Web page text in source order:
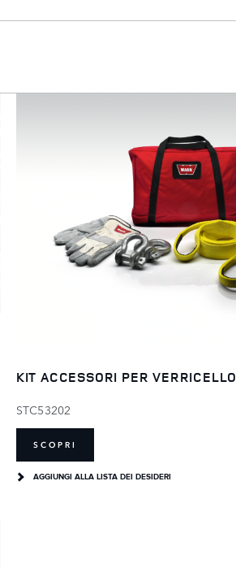
KIT ACCESSORI PER VERRICELLO
STC53202
SCOPRI
AGGIUNGI ALLA LISTA DEI DESIDERI